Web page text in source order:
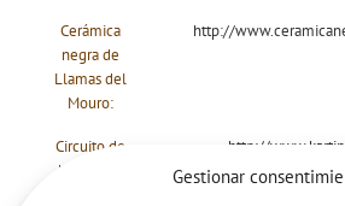
Gestionar
Cerámica
negra de
Llamas del
Mouro:
http://
Circuito de
karting de
http://